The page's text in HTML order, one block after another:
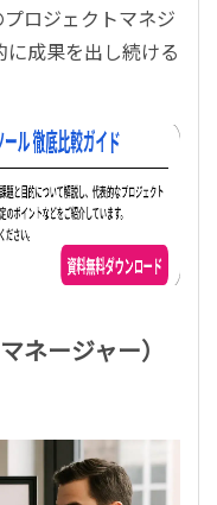
ロジェクトマネジ
成果を出し続ける
ネージャー）